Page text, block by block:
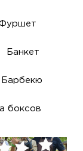
Банкет
Барбекю
боксов